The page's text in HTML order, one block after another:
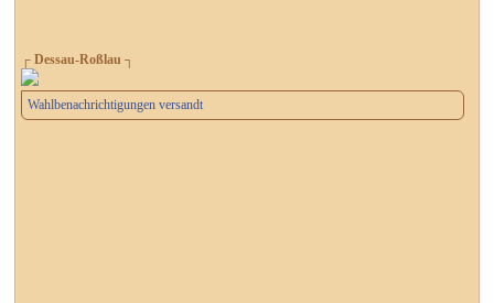
┌ Dessau-Roßlau ┐
Wahlbenachrichtigungen versandt